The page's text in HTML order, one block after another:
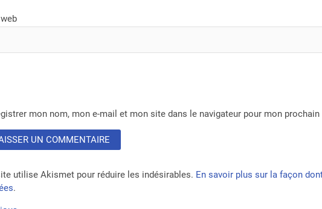
mon nom, mon e-mail et mon site dans le navigateur pour mon
utilise Akismet pour réduire les indésirables. En savoir plus sur la façon
.